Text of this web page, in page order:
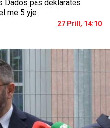
Dados pas deklaratës
me 5 yje.
27 Prill, 14:10